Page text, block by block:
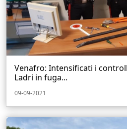
Venafro: Intensificati i
Ladri in fuga...
09-09-2021